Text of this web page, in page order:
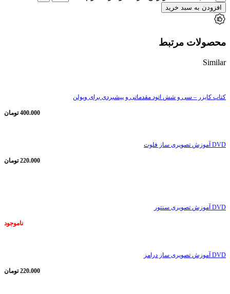
افزودن به سبد خرید
محصولات مرتبط
Similar
کتاب کایزر – سی و شش اتود مقدماتی و پیشبردی برای ویولن
400.000 تومان
DVD آموزش تصویری ساز فلوت
220.000 تومان
DVD آموزش تصویری سنتور
ناموجود
DVD آموزش تصویری ساز درامز
220.000 تومان